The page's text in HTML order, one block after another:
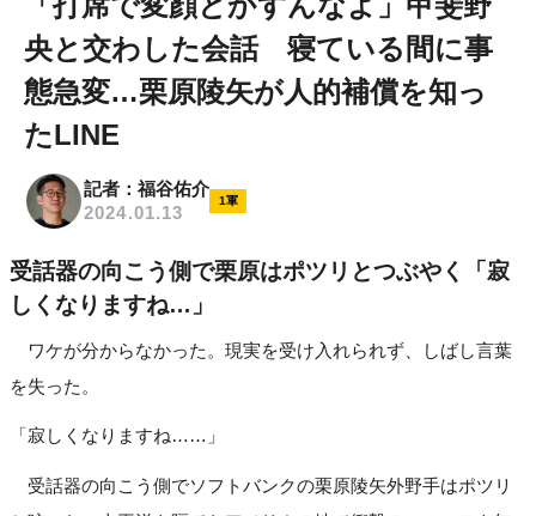
央と交わした会話 寝ている間に事
態急変…栗原陵矢が人的補償を知っ
たLINE
記者：福谷佑介
2024.01.13
1軍
受話器の向こう側で栗原はポツリとつぶやく「寂
しくなりますね…」
ワケが分からなかった。現実を受け入れられず、しばし言葉
を失った。
「寂しくなりますね……」
受話器の向こう側でソフトバンクの栗原陵矢外野手はポツリ